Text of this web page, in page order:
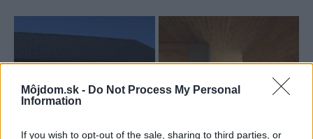
Môjdom.sk - Do Not Process My Personal
Information
If you wish to opt-out of the sale, sharing to third parties, or